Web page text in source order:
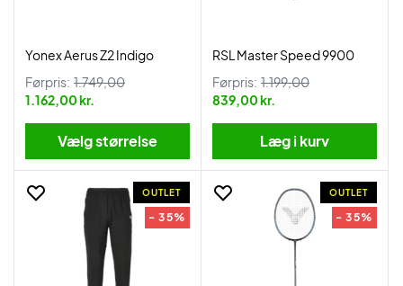
Yonex Aerus Z2 Indigo
Førpris: 1.749,00
1.162,00 kr.
Vælg størrelse
RSL Master Speed 9900
Førpris: 1.199,00
839,00 kr.
Læg i kurv
OUTLET
- 35%
OUTLET
- 35%